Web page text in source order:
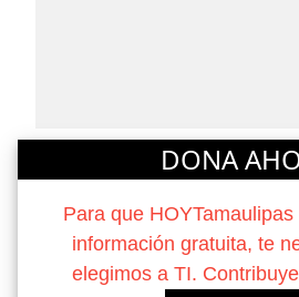
DONA
Para que
información gratuita, te
elegimos a TI.